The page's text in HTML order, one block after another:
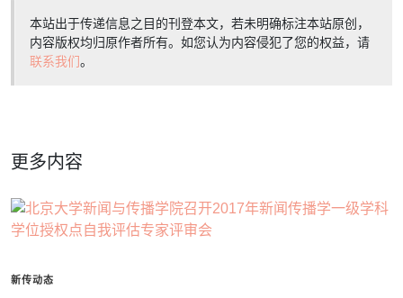
本站出于传递信息之目的刊登本文，若未明确标注本站原创，
内容版权均归原作者所有。如您认为内容侵犯了您的权益，请
联系我们。
更多内容
新传动态